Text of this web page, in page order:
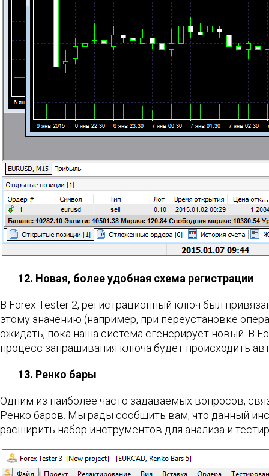
12. Новая, более удобная схема регистрации
В Forex Tester 2, регистрационный ключ был
этому значению (например, при переустановке
ожидать, пока наша система сгенерирует новый. В
процесс запрашивания ключа будет происходить
13. Ренко бары
Одним из наиболее часто задаваемых вопросов,
Ренко баров. Мы рады сообщить вам, что данный
расширить набор инструментов для анализа и